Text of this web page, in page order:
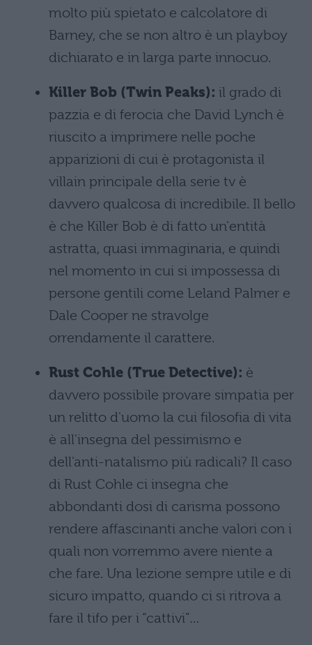
molto più spietato e calcolatore di
Barney, che se non altro è un playboy
dichiarato e in larga parte innocuo.
Killer Bob (Twin Peaks): il grado di
pazzia e di ferocia che David Lynch è
riuscito a imprimere nelle poche
apparizioni di cui è protagonista il
villain principale della serie tv è
davvero qualcosa di incredibile. Il bello
è che Killer Bob è di fatto un'entità
astratta, quasi immaginaria, e quindi
nel momento in cui si impossessa di
persone gentili come Leland Palmer e
Dale Cooper ne stravolge
orrendamente il carattere.
Rust Cohle (True Detective): è
davvero possibile provare simpatia per
un relitto d'uomo la cui filosofia di vita
è all'insegna del pessimismo e
dell'anti-natalismo più radicali? Il caso
di Rust Cohle ci insegna che
abbondanti dosi di carisma possono
rendere affascinanti anche valori con i
quali non vorremmo avere niente a
che fare. Una lezione sempre utile e di
sicuro impatto, quando ci si ritrova a
fare il tifo per i “cattivi”…